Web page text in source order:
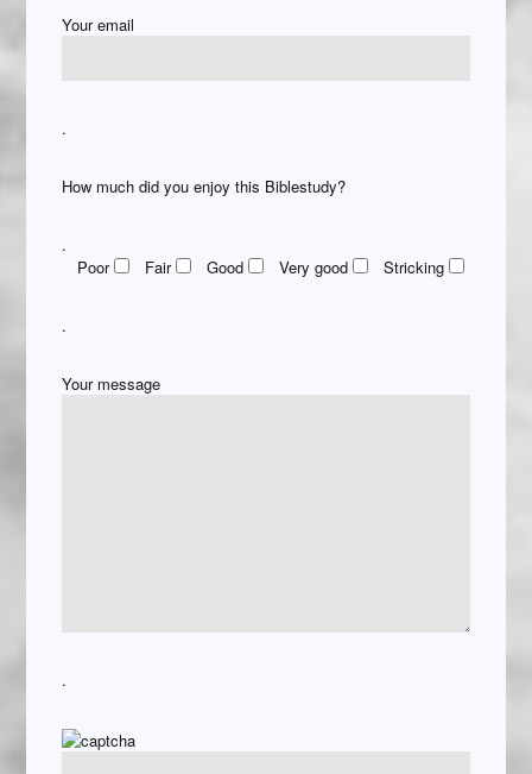
Your email
.
How much did you enjoy this Biblestudy?
.
Poor
Fair Good Very good Stricking
.
Your message
.